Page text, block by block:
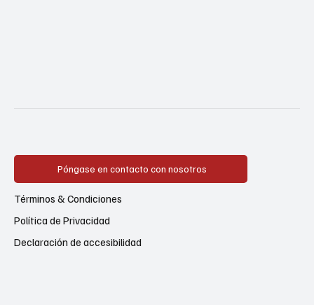
Póngase en contacto con nosotros
Política de Privacidad
Términos & Condiciones
Declaración de accesibilidad